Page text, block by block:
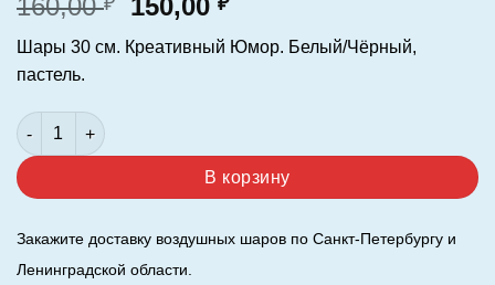
160,00
составляла
150,00
150,00 ₽.
Шары 30 см. Креативный Юмор. Белый/Чёрный,
пастель.
Количество товара Шар (12"/30 см.) Креативный Юмор.
В корзину
Закажите доставку воздушных шаров по Санкт-Петербургу и
Ленинградской области.